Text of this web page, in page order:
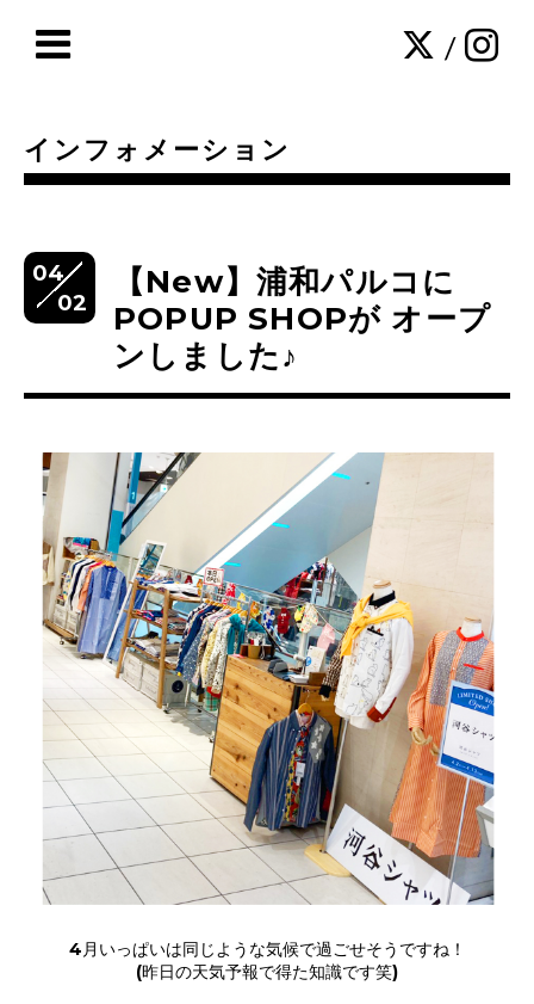
/
インフォメーション
04
02
【New】浦和パルコに
POPUP SHOPが オープ
ンしました♪
4月いっぱいは同じような気候で過ごせそうですね！
(昨日の天気予報で得た知識です笑)